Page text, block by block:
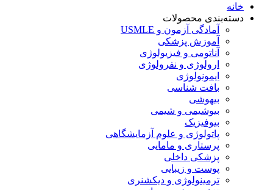
خانه
دسته‌بندی محصولات
آمادگی آزمون و USMLE
آموزش پزشکی
آناتومی و فیزیولوژی
ارولوژی و نفرولوژی
ایمونولوژی
بافت شناسی
بیهوشی
بیوشیمی و شیمی
بیوفیزیک
پاتولوژی و علوم آزمایشگاهی
پرستاری و مامایی
پزشکی داخلی
پوست و زیبایی
ترمینولوژی و دیکشنری